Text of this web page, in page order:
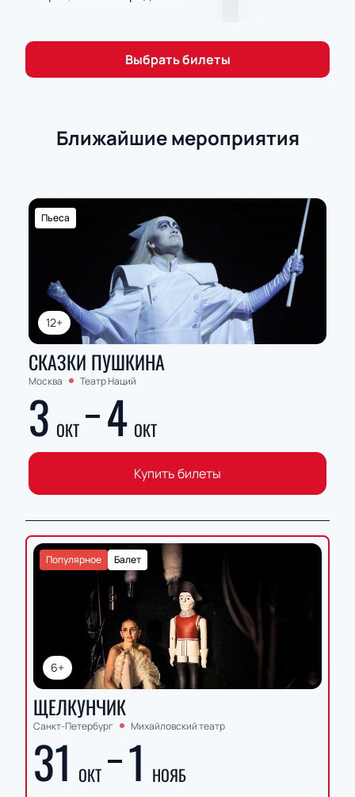
Выбрать билеты
Ближайшие мероприятия
12+
Пьеса
СКАЗКИ ПУШКИНА
Москва Театр Наций
3 ОКТ 4 ОКТ
Купить билеты
6+
Балет
Популярное
ЩЕЛКУНЧИК
Санкт-Петербург Михайловский театр
31 ОКТ 1 НОЯБ